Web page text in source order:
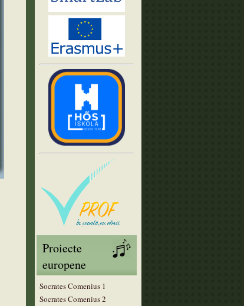
Proiecte
europene
Socrates Comenius 1
Socrates Comenius 2